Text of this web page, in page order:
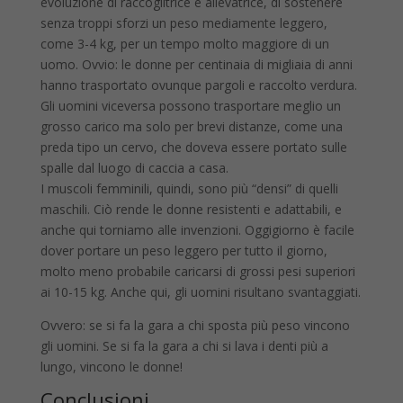
senza troppi sforzi un peso mediamente leggero,
come 3-4 kg, per un tempo molto maggiore di un
uomo. Ovvio: le donne per centinaia di migliaia di anni
hanno trasportato ovunque pargoli e raccolto verdura.
Gli uomini viceversa possono trasportare meglio un
grosso carico ma solo per brevi distanze, come una
preda tipo un cervo, che doveva essere portato sulle
spalle dal luogo di caccia a casa.
I muscoli femminili, quindi, sono più “densi” di quelli
maschili. Ciò rende le donne resistenti e adattabili, e
anche qui torniamo alle invenzioni. Oggigiorno è facile
dover portare un peso leggero per tutto il giorno,
molto meno probabile caricarsi di grossi pesi superiori
ai 10-15 kg. Anche qui, gli uomini risultano svantaggiati.
Ovvero: se si fa la gara a chi sposta più peso vincono
gli uomini. Se si fa la gara a chi si lava i denti più a
lungo, vincono le donne!